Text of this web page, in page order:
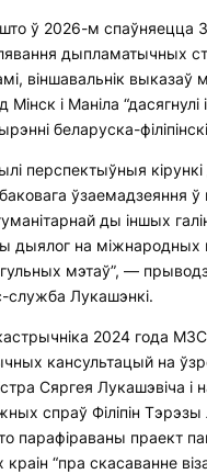
ў 2026-м спаўняецца
дыпламатычных
віншавальнік выказаў
і Маніла “дасягнулі
беларуска-
перспектыўныя
ўзаемадзеяння ў
ды іншых
дыялог на міжнародных
мэтаў”, —
служба Лукашэнкі.
2024 года МЗС
кансультацый на
Сяргея Лукашэвіча і
спраў Філіпін
парафіраваны праект
“пра скасаванне